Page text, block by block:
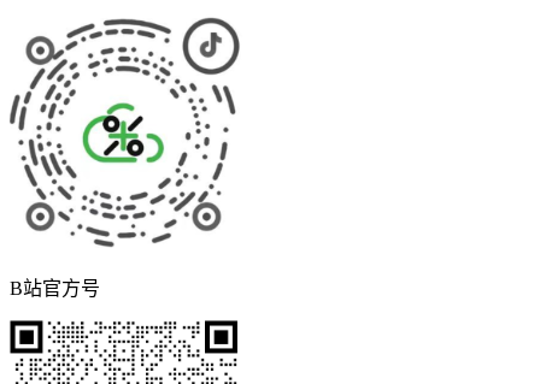
B站官方号